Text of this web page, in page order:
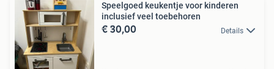
Speelgoed keukentje voor kinderen
inclusief veel toebehoren
€ 30,00 Details